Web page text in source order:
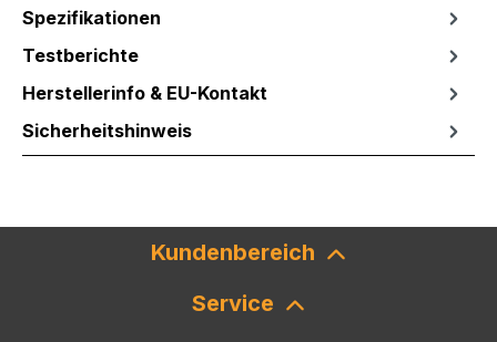
Spezifikationen
Testberichte
Herstellerinfo & EU-Kontakt
Sicherheitshinweis
Kundenbereich
Service